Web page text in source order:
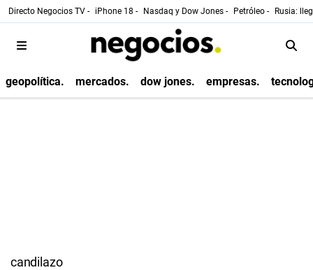
Directo Negocios TV - iPhone 18 - Nasdaq y Dow Jones - Petróleo - Rusia:
geopolítica. mercados. dow jones. empresas.
candilazo